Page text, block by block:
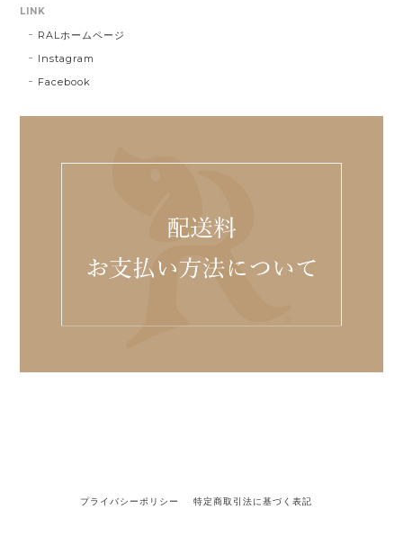
LINK
RALホームページ
Instagram
Facebook
プライバシーポリシー 特定商取引法に基づく表記